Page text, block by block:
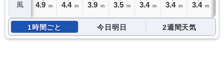
風 4.9 m 4.4 m 3.9 m 3.5 m 3.4 m 3.4 m 3.4 m
1時間ごと 今日明日 2週間天気